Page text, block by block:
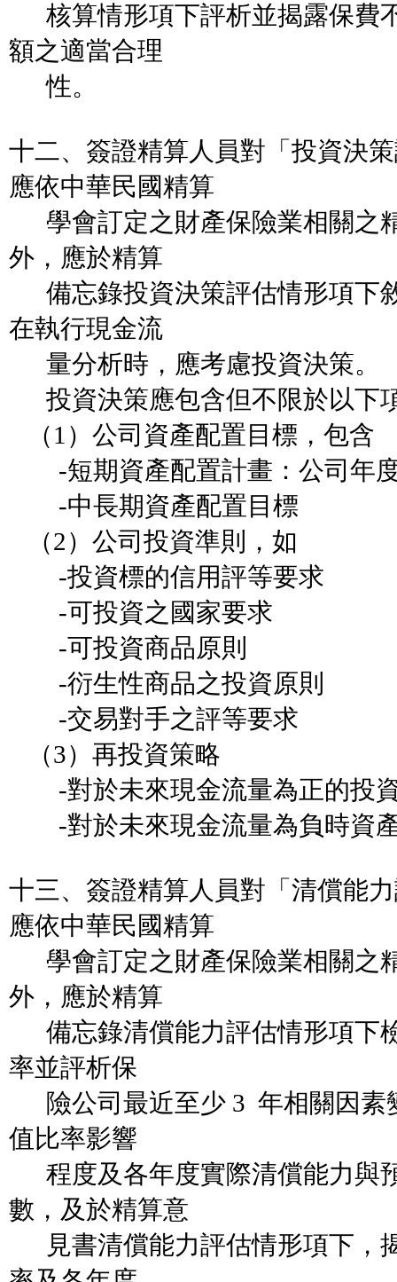
核算情形項下評析並揭露保費
額之適當合理
性。
十二、簽證精算人員對「投資決
應依中華民國精算
學會訂定之財產保險業相關之
外，應於精算
備忘錄投資決策評估情形項下
在執行現金流
量分析時，應考慮投資決策。
投資決策應包含但不限於以下
（1）公司資產配置目標，包含
-短期資產配置計畫：公司年
-中長期資產配置目標
（2）公司投資準則，如
-投資標的信用評等要求
-可投資之國家要求
-可投資商品原則
-衍生性商品之投資原則
-交易對手之評等要求
（3）再投資策略
-對於未來現金流量為正的投
-對於未來現金流量為負時資
十三、簽證精算人員對「清償能
應依中華民國精算
學會訂定之財產保險業相關之
外，應於精算
備忘錄清償能力評估情形項下
率並評析保
險公司最近至少 3 年相關因素
值比率影響
程度及各年度實際清償能力與
數，及於精算意
見書清償能力評估情形項下，